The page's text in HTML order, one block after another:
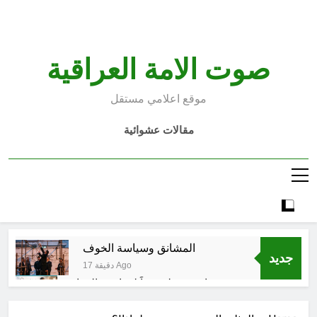
صوت الامة العراقية
موقع اعلامي مستقل
مقالات عشوائية
جديد
المشانق وسياسة الخوف
17 دقيقة Ago
صحتنا في خطر: معاً لمواجهة المواد
3 ساعات Ago